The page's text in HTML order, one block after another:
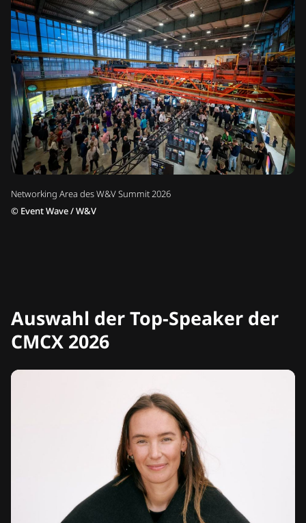
Networking Area des W&V Summit 2026
© Event Wave / W&V
Auswahl der Top-Speaker der
CMCX 2026